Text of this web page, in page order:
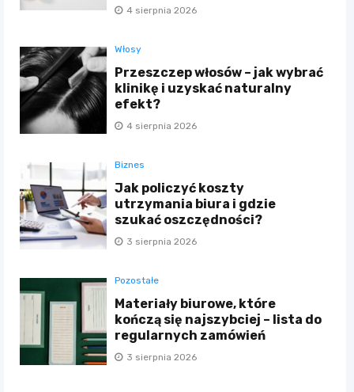
4 sierpnia 2026
Włosy
Przeszczep włosów – jak wybrać
klinikę i uzyskać naturalny
efekt?
4 sierpnia 2026
Biznes
Jak policzyć koszty
utrzymania biura i gdzie
szukać oszczędności?
3 sierpnia 2026
Pozostałe
Materiały biurowe, które
kończą się najszybciej – lista do
regularnych zamówień
3 sierpnia 2026